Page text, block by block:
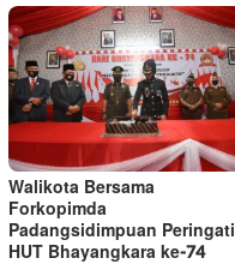
Walikota Bersama
Forkopimda
Padangsidimpuan Peringati
HUT Bhayangkara ke-74